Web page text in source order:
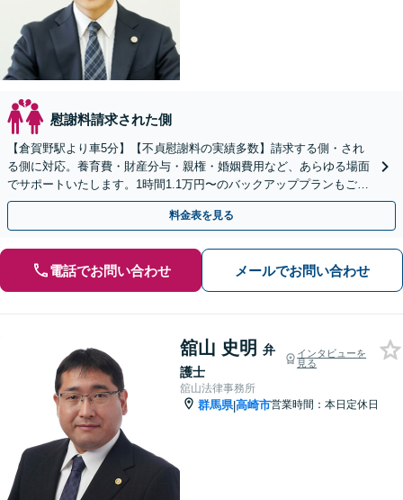
慰謝料請求された側
【倉賀野駅より車5分】【不貞慰謝料の実績多数】請求する側・され
る側に対応。養育費・財産分与・親権・婚姻費用など、あらゆる場面
でサポートいたします。1時間1.1万円〜のバックアッププランもご用
意【ビデオ面談や事前予約で時間外面談可】
料金表を見る
電話でお問い合わせ メールでお問い合わせ
舘山 史明 弁
護士
インタビューを
見る
舘山法律事務所
群馬県|高崎市営業時間：本日定休日